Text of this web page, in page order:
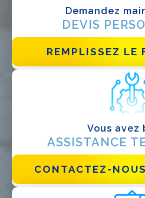
Demandez
DEVIS
REMPLISSEZ LE
Vous avez
ASSISTANCE
CONTACTEZ-
J'ai lu et j'accepte lapolitique de